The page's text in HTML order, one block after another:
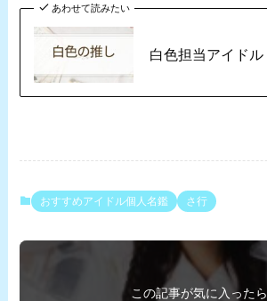
あわせて読みたい
白色担当アイドル
おすすめアイドル個人名鑑 さ行
この記事が気に入ったら